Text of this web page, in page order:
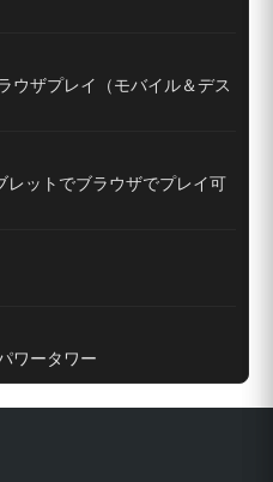
ウザプレイ（モバイル＆デス
レットでブラウザでプレイ可
ワータワー